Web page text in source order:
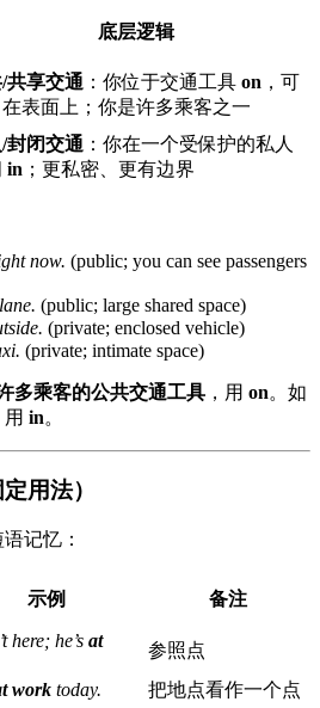
底层逻辑
共享交通 ：你位于交通工具 on ，可
在表面上；你是许多乘客之一
封闭交通 ：你在一个受保护的私人
in ；更私密、更有边界
now. (public; you can see passengers
(public; large shared space)
(private; enclosed vehicle)
(private; intimate space)
多乘客的公共交通工具 ，用 on。如
用 in。
用法）
记忆：
示例 备注
here; he’s at
参照点
work today. 把地点看作一个点